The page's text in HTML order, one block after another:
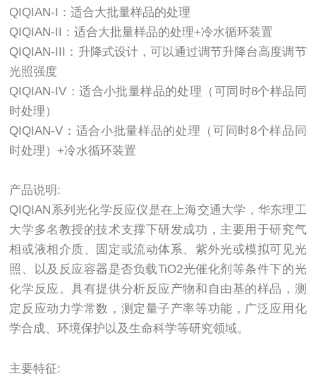
QIQIAN-I：适合大批量样品的处理
QIQIAN-II：适合大批量样品的处理+冷水循环装置
QIQIAN-III：升降式设计，可以通过调节升降台高度调节
光照强度
QIQIAN-IV：适合小批量样品的处理（可同时8个样品同
时处理）
QIQIAN-V：适合小批量样品的处理（可同时8个样品同
时处理）+冷水循环装置
产品说明:
QIQIAN系列光化学反应仪是在上海交通大学，华东理工
大学多名教授的技术支撑下研发成功，主要用于研究气
相或液相介质、固定或流动体系、紫外光或模拟可见光
照、以及反应容器是否负载TiO2光催化剂等条件下的光
化学反应。具有提供分析反应产物和自由基的样品，测
定反应动力学常数，测定量子产率等功能，广泛应用化
学合成、环境保护以及生命科学等研究领域。
主要特征: